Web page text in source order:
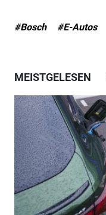
#Bosch #E-Autos
MEISTGELESEN